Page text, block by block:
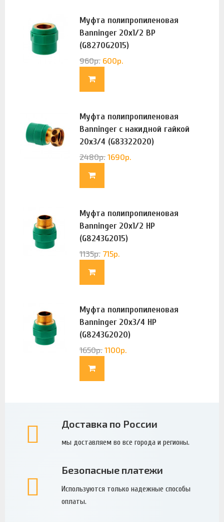
Муфта полипропиленовая
Banninger 20х1/2 ВР
(G8270G2015)
960р. 600р.
Муфта полипропиленовая
Banninger с накидной гайкой
20х3/4 (G83322020)
2480р. 1690р.
Муфта полипропиленовая
Banninger 20х1/2 НР
(G8243G2015)
1135р. 715р.
Муфта полипропиленовая
Banninger 20х3/4 НР
(G8243G2020)
1650р. 1100р.
Доставка по России
мы доставляем во все города и регионы.
Безопасные платежи
Используются только надежные способы
оплаты.